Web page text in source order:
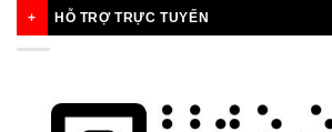
ty
HỖ TRỢ TRỰC TUYẾN